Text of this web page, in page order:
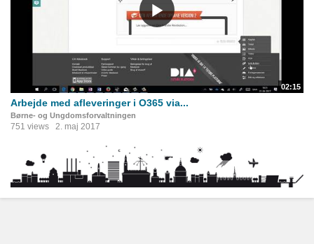
02:15
Arbejde med afleveringer i O365 via...
Børne- og Ungdomsforvaltningen
751 views 2. maj 2017